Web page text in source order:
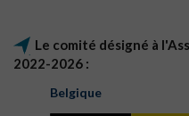
Le comité désigné à
2022-2026 :
Belgique